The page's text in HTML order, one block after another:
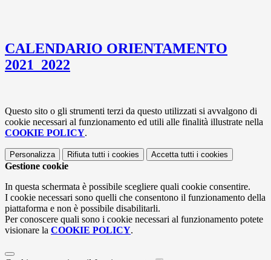
CALENDARIO ORIENTAMENTO
2021_2022
Questo sito o gli strumenti terzi da questo utilizzati si avvalgono di
cookie necessari al funzionamento ed utili alle finalità illustrate nella
COOKIE POLICY.
Personalizza Rifiuta tutti i cookies Accetta tutti i cookies
Gestione cookie
In questa schermata è possibile scegliere quali cookie consentire.
I cookie necessari sono quelli che consentono il funzionamento della
piattaforma e non è possibile disabilitarli.
Per conoscere quali sono i cookie necessari al funzionamento potete
visionare la COOKIE POLICY.